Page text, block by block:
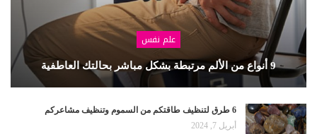
علم نفس
9 أنواع من الألم مرتبطة بشكل مباشر بحالتك العاطفية
6 طرق لتنظيف طاقتكم من السموم وتنظيف مشاعركم
أبريل 7, 2024